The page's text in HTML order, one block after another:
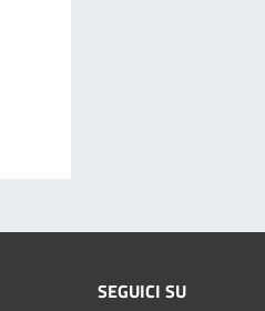
SEGUICI SU